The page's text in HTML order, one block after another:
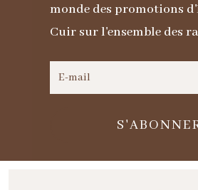
monde des promotions
Cuir sur l'ensemble des